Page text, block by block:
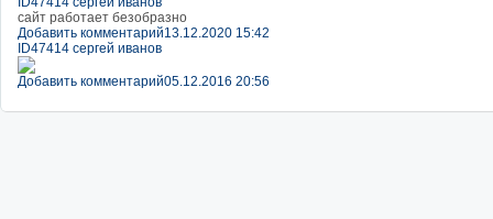
сайт работает безобразно
Добавить комментарий13.12.2020 15:42
ID47414 сергей иванов
Добавить комментарий05.12.2016 20:56